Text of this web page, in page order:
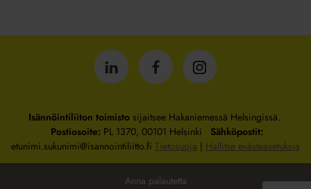
Isännöintiliitto
LinkedInissä
Isännöintiliitto
Facebookissa
Isännöintiliitto
Instagrammissa
Isännöintiliiton toimistosijaitsee Hakaniemessä Helsingissä.
Postiosoite: PL 1370, 00101 Helsinki Sähköpostit:
etunimi.sukunimi@isannointiliitto.fi Tietosuoja | Hallitse evästeasetuksia
Anna palautetta